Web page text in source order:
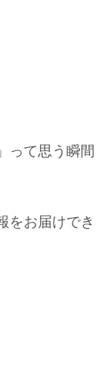
って思う瞬間
をお届けでき